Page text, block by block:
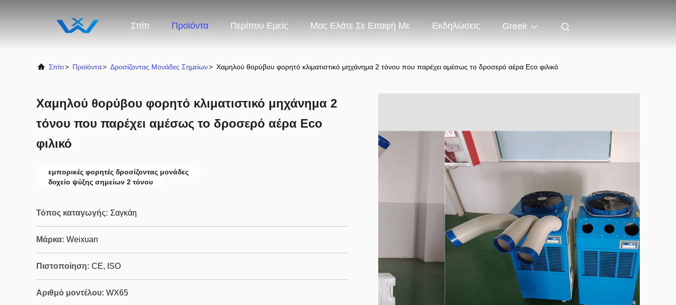
Σπίτι Προϊόντα Περίπου Εμείς Μας Ελάτε Σε Επαφή Με Εκδηλώσεις Greek
Σπίτι> Προϊόντα> Δροσίζοντας Μονάδες Σημείων> Χαμηλού θορύβου φορητό κλιματιστικό μηχάνημα 2 τόνου που παρέχει αμέσως το δροσερό αέρα Eco φιλικό
Χαμηλού θορύβου φορητό κλιματιστικό μηχάνημα 2
τόνου που παρέχει αμέσως το δροσερό αέρα Eco
φιλικό
εμπορικές φορητές δροσίζοντας μονάδες
δοχείο ψύξης σημείων 2 τόνου
Τόπος καταγωγής: Σαγκάη
Μάρκα: Weixuan
Πιστοποίηση: CE, ISO
Αριθμό μοντέλου: WX65